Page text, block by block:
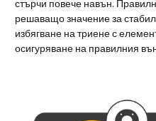
решаващо значение за
избягване на триене с
осигуряване на правилния